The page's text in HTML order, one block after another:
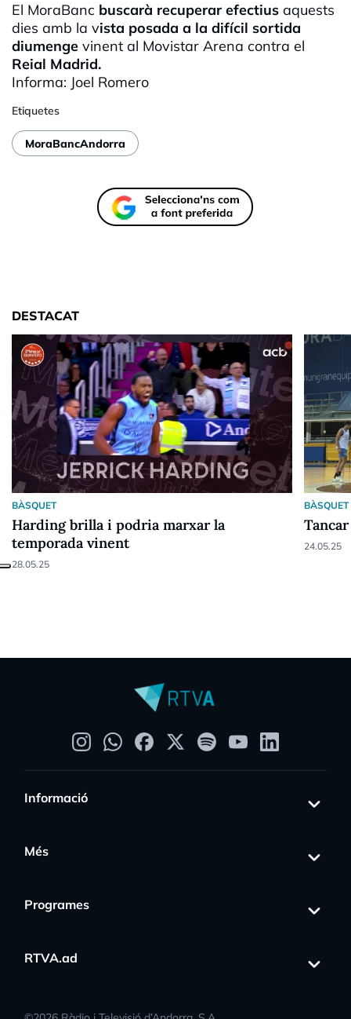
El MoraBanc buscarà recuperar efectius aquests
dies amb la vista posada a la difícil sortida
diumenge vinent al Movistar Arena contra el
Reial Madrid.
Informa: Joel Romero
Etiquetes
MoraBancAndorra
DESTACAT
BÀSQUET
Harding brilla i podria marxar la
temporada vinent
28.05.25
BÀSQUET
24.05.25
Informació
Més
Programes
RTVA.ad